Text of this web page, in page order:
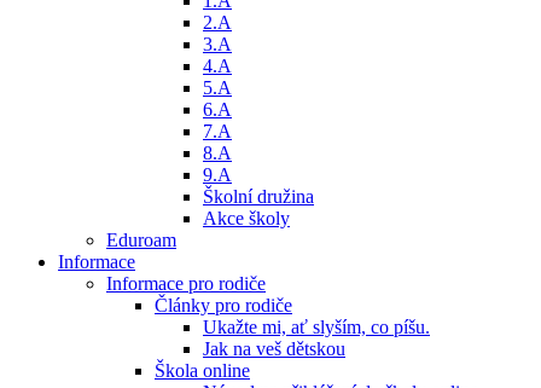
2.A
3.A
4.A
5.A
6.A
7.A
8.A
9.A
Školní družina
Akce školy
Eduroam
Informace
Informace pro rodiče
Články pro rodiče
Ukažte mi, ať slyším, co píšu.
Jak na veš dětskou
Škola online